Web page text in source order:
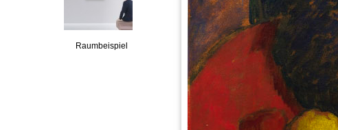
Raumbeispiel